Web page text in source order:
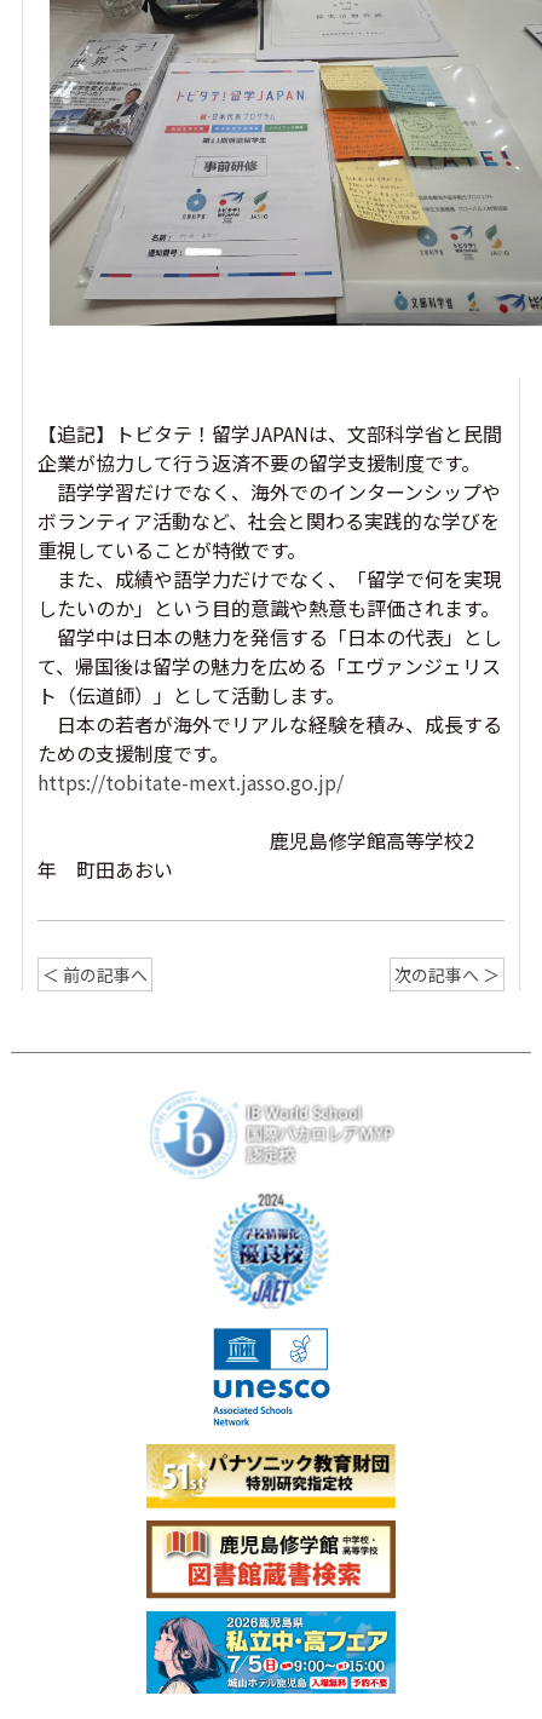
【追記】トビタテ！留学JAPANは、文部科学省と民間
企業が協力して行う返済不要の留学支援制度です。
語学学習だけでなく、海外でのインターンシップや
ボランティア活動など、社会と関わる実践的な学びを
重視していることが特徴です。
また、成績や語学力だけでなく、「留学で何を実現
したいのか」という目的意識や熱意も評価されます。
留学中は日本の魅力を発信する「日本の代表」 とし
て、帰国後は留学の魅力を広める「エヴァンジェリス
ト（伝道師）」として活動します。
日本の若者が海外でリアルな経験を積み、成長する
ための支援制度です。
https://tobitate-mext.jasso.go.jp/
鹿児島修学館高等学校2
年 町田あおい
＜ 前の記事へ 次の記事へ ＞